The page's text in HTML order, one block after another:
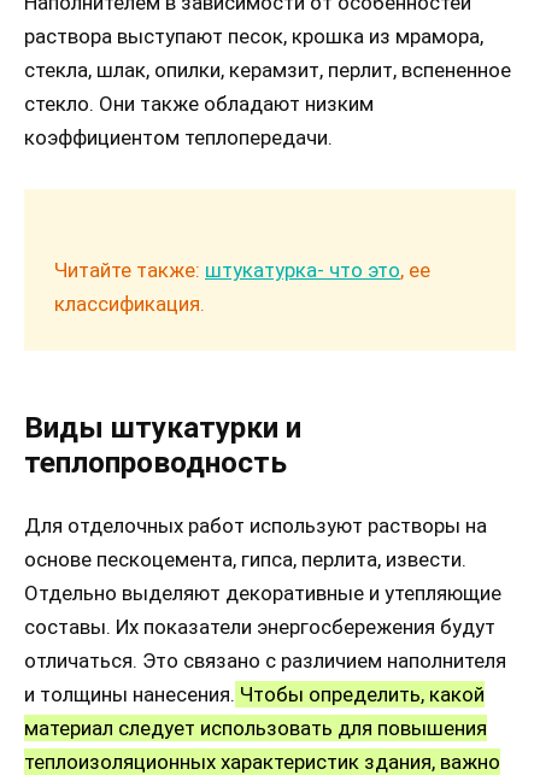
раствора выступают песок, крошка из мрамора,
стекла, шлак, опилки, керамзит, перлит, вспененное
стекло. Они также обладают низким
коэффициентом теплопередачи.
Читайте также: штукатурка- что это, ее
классификация.
Виды штукатурки и
теплопроводность
Для отделочных работ используют растворы на
основе пескоцемента, гипса, перлита, извести.
Отдельно выделяют декоративные и утепляющие
составы. Их показатели энергосбережения будут
отличаться. Это связано с различием наполнителя
и толщины нанесения. Чтобы определить, какой
материал следует использовать для повышения
теплоизоляционных характеристик здания, важно